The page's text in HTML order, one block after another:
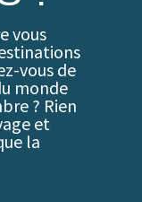
vous
vous de
monde
? Rien
et
la